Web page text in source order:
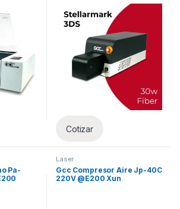
Cotizar
Pa-
Laser
Gcc Compresor Aire Jp-40C
220V @E200 Xun